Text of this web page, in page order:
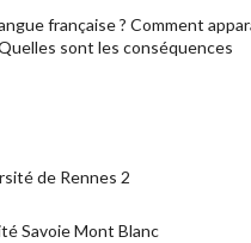
française ? Comment
sont les conséquences
de Rennes 2
Savoie Mont Blanc